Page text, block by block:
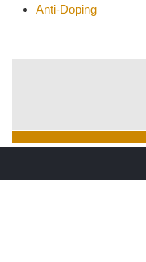
Anti-Doping